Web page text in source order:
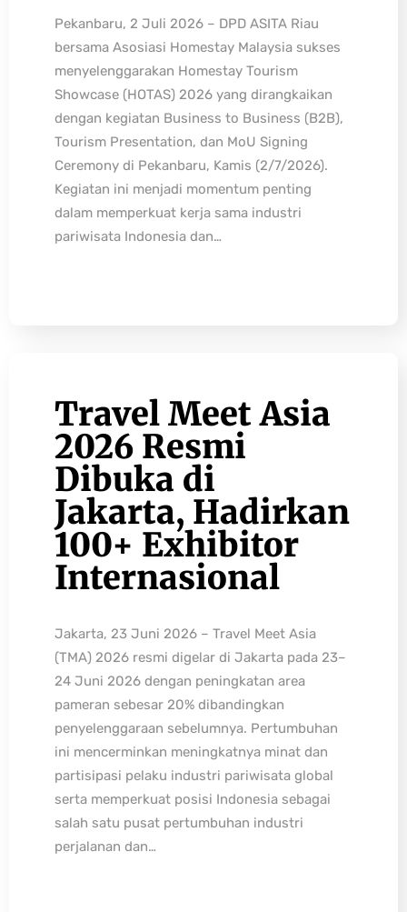
Pekanbaru, 2 Juli 2026 – DPD ASITA Riau
bersama Asosiasi Homestay Malaysia sukses
menyelenggarakan Homestay Tourism
Showcase (HOTAS) 2026 yang dirangkaikan
dengan kegiatan Business to Business (B2B),
Tourism Presentation, dan MoU Signing
Ceremony di Pekanbaru, Kamis (2/7/2026).
Kegiatan ini menjadi momentum penting
dalam memperkuat kerja sama industri
pariwisata Indonesia dan…
Travel Meet Asia
2026 Resmi
Dibuka di
Jakarta, Hadirkan
100+ Exhibitor
Internasional
Jakarta, 23 Juni 2026 – Travel Meet Asia
(TMA) 2026 resmi digelar di Jakarta pada 23–
24 Juni 2026 dengan peningkatan area
pameran sebesar 20% dibandingkan
penyelenggaraan sebelumnya. Pertumbuhan
ini mencerminkan meningkatnya minat dan
partisipasi pelaku industri pariwisata global
serta memperkuat posisi Indonesia sebagai
salah satu pusat pertumbuhan industri
perjalanan dan…